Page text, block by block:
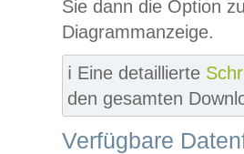
Sie dann die Option
Diagrammanzeige.
ℹ️ Eine detaillierte
den gesamten
Verfügbare